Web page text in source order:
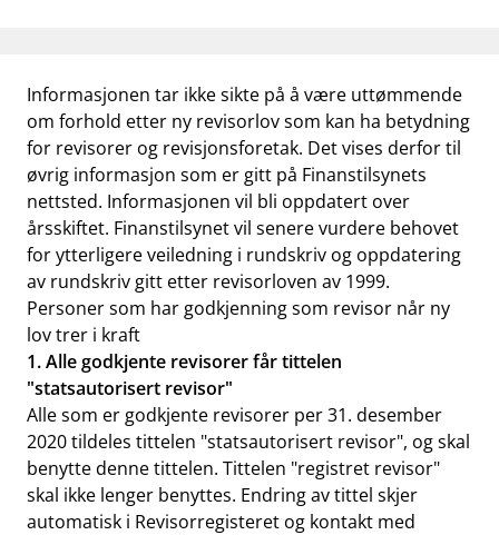
Informasjonen tar ikke sikte på å være uttømmende
om forhold etter ny revisorlov som kan ha betydning
for revisorer og revisjonsforetak. Det vises derfor til
øvrig informasjon som er gitt på Finanstilsynets
nettsted. Informasjonen vil bli oppdatert over
årsskiftet. Finanstilsynet vil senere vurdere behovet
for ytterligere veiledning i rundskriv og oppdatering
av rundskriv gitt etter revisorloven av 1999.
Personer som har godkjenning som revisor når ny
lov trer i kraft
1. Alle godkjente revisorer får tittelen
"statsautorisert revisor"
Alle som er godkjente revisorer per 31. desember
2020 tildeles tittelen "statsautorisert revisor", og skal
benytte denne tittelen. Tittelen "registret revisor"
skal ikke lenger benyttes. Endring av tittel skjer
automatisk i Revisorregisteret og kontakt med